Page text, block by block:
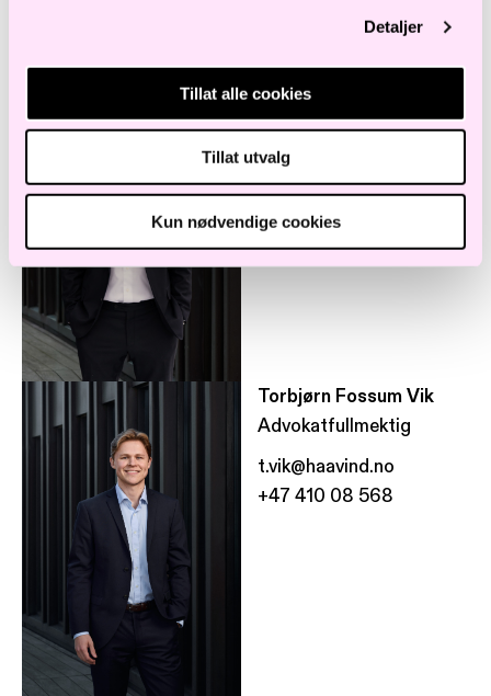
Detaljer
Tillat alle cookies
Tillat utvalg
Kun nødvendige cookies
Paul Benjamin Gregori
Advokatfullmektig
p.gregori@haavind.no
+47 413 05 924
Torbjørn Fossum Vik
Advokatfullmektig
t.vik@haavind.no
+47 410 08 568